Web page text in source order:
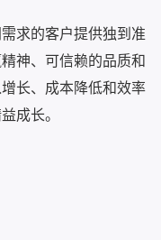
求的客户提供独到准
神、可信赖的品质和
长、成本降低和效率
成长。